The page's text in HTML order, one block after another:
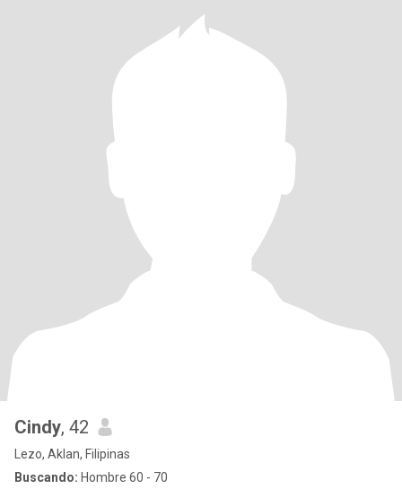
Cindy, 42
Lezo, Aklan, Filipinas
Buscando: Hombre 60 - 70